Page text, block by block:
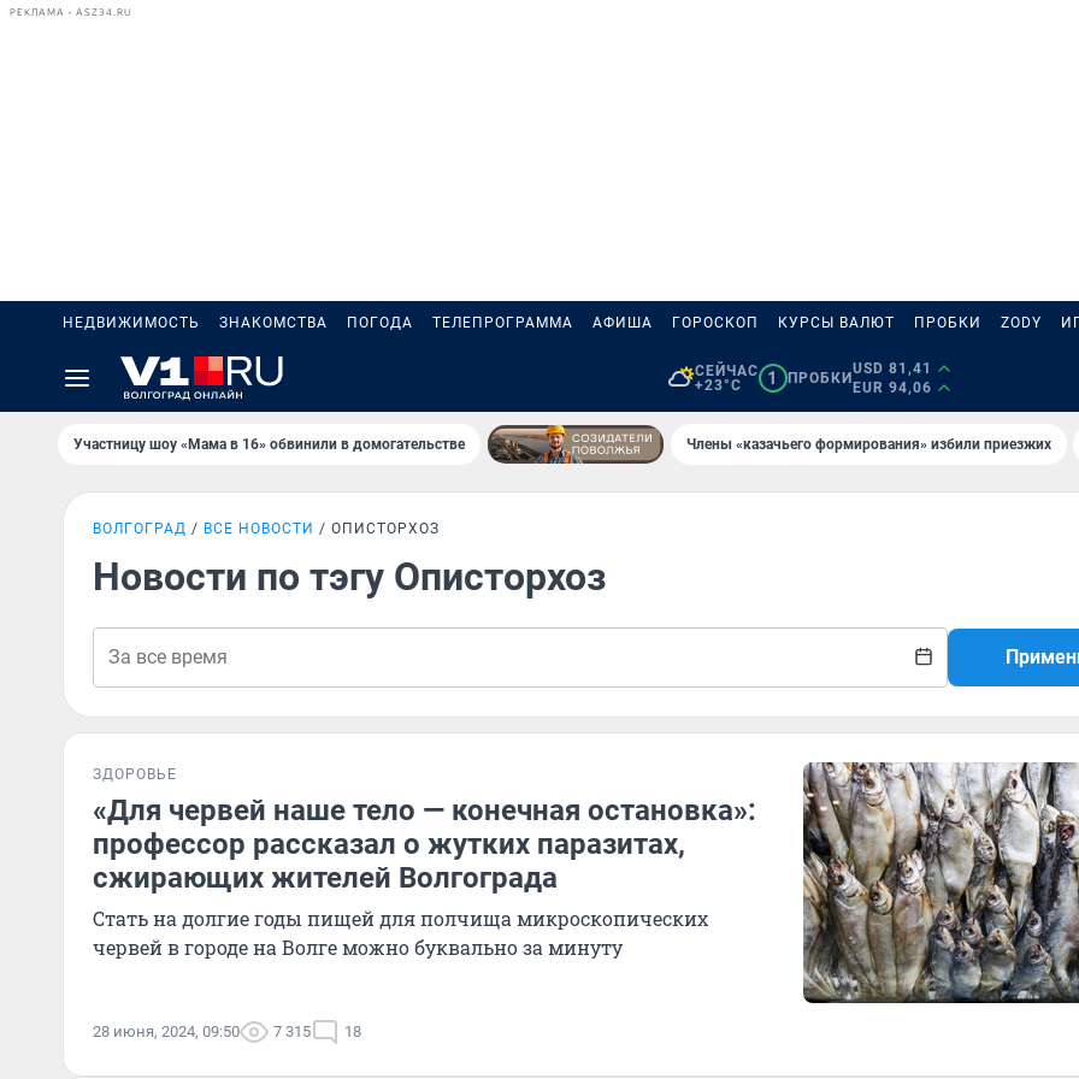
РЕКЛАМА • ASZ34.RU
НЕДВИЖИМОСТЬ ЗНАКОМСТВА ПОГОДА ТЕЛЕПРОГРАММА АФИША ГОРОСКОП КУРСЫ ВАЛЮТ ПРОБКИ ZODY
СЕЙЧАС
+23°C
1 ПРОБКИ
USD 81,41
EUR 94,06
Участницу шоу «Мама в 16» обвинили в домогательстве Члены «казачьего формирования» избили приезжих
ВОЛГОГРАД ВСЕ НОВОСТИ ОПИСТОРХОЗ
Новости по тэгу Описторхоз
ЗДОРОВЬЕ
«Для червей наше тело — конечная остановка»:
профессор рассказал о жутких паразитах,
сжирающих жителей Волгограда
Стать на долгие годы пищей для полчища микроскопических
червей в городе на Волге можно буквально за минуту
28 июня, 2024, 09:50 7 315 18